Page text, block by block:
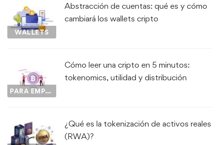
WALLETS
Abstracción de cuentas: qué es y cómo
cambiará los wallets cripto
PARA EMPEZAR...
Cómo leer una cripto en 5 minutos:
tokenomics, utilidad y distribución
¿Qué es la tokenización de activos reales
(RWA)?